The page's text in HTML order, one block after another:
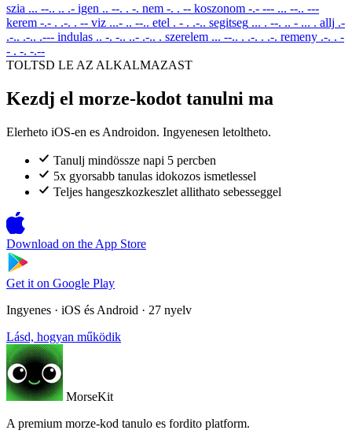
szia ... --.. .. .- igen .. --. . -. nem -. . -- koszonom -.- --- ... --.. ---
kerem -.- . .-. . -- viz ...- .. --.. etel . - . .-.. segitseg ... . --. .. - ... . allj .-
.-.. .-.. .--- indulas .. -. -.. ..- .-.. . szerelem ... --.. . .-. . .-. remeny .-. . -
- . -. -.--
TOLTSD LE AZ ALKALMAZAST
Kezdj el morze-kodot tanulni ma
Elerheto iOS-en es Androidon. Ingyenesen letoltheto.
Tanulj mindössze napi 5 percben
5x gyorsabb tanulas idokozos ismetlessel
Teljes hangeszkozkeszlet allithato sebesseggel
Download on the App Store
Get it on Google Play
Ingyenes · iOS és Android · 27 nyelv
Lásd, hogyan működik
MorseKit
A premium morze-kod tanulo es fordito platform.